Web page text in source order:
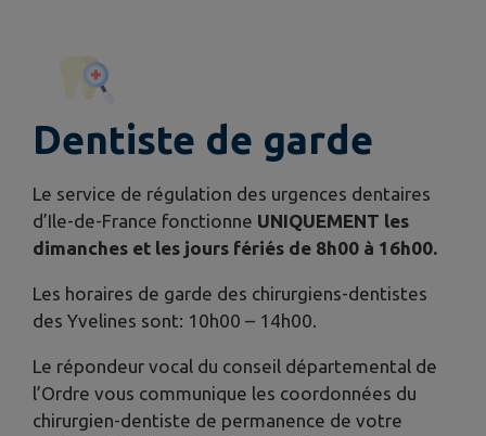
Dentiste de garde
Le service de régulation des urgences dentaires
d’Ile-de-France fonctionne UNIQUEMENT les
dimanches et les jours fériés de 8h00 à 16h00.
Les horaires de garde des chirurgiens-dentistes
des Yvelines sont: 10h00 – 14h00.
Le répondeur vocal du conseil départemental de
l’Ordre vous communique les coordonnées du
chirurgien-dentiste de permanence de votre